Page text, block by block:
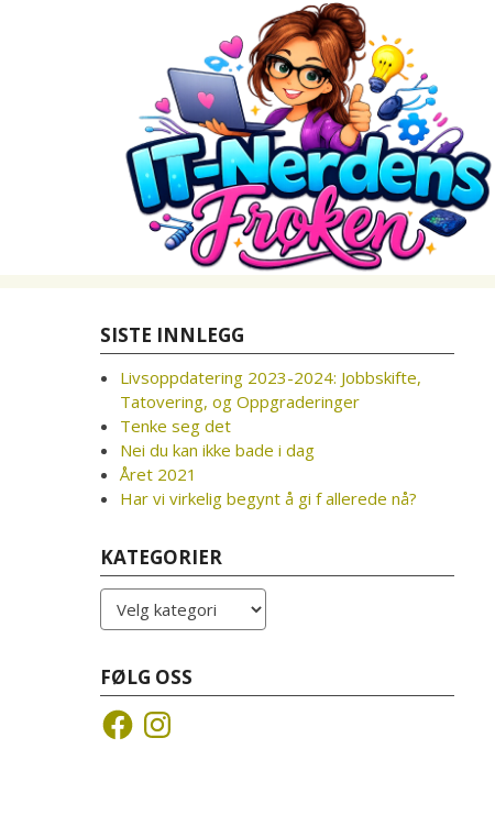
SISTE INNLEGG
Livsoppdatering 2023-2024: Jobbskifte,
Tatovering, og Oppgraderinger
Tenke seg det
Nei du kan ikke bade i dag
Året 2021
Har vi virkelig begynt å gi f allerede nå?
KATEGORIER
Kategorier
FØLG OSS
FacebookInstagram